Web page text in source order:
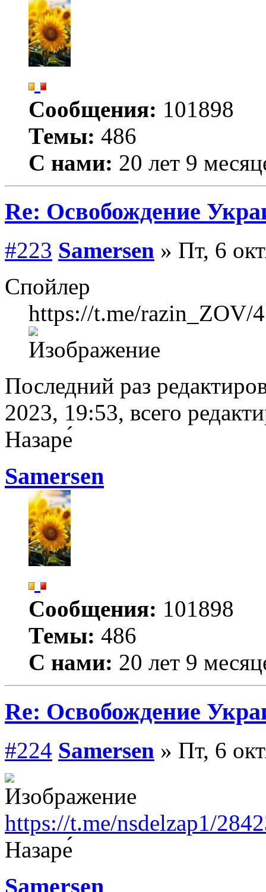
Сообщения: 101898
Темы: 486
С нами: 20 лет 9
Re: Освобождение
#223 Samersen » Пт, 6
Спойлер
https://t.me/razin_ZOV/
Последний раз
2023, 19:53, всего
Назаре́
Samersen
Сообщения: 101898
Темы: 486
С нами: 20 лет 9
Re: Освобождение
#224 Samersen » Пт, 6
https://t.me/nsdelzap1/
Назаре́
Samersen